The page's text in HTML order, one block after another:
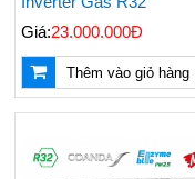
Giá:23.000.000Đ
Thêm vào giỏ hàng